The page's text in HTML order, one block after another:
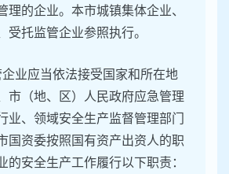
理的企业。本市城镇集体企业、
受托监管企业参照执行。
业应当依法接受国家和所在地
市（地、区）人民政府应急管理
业、领域安全生产监督管理部门
国资委按照国有资产出资人的职
的安全生产工作履行以下职责：